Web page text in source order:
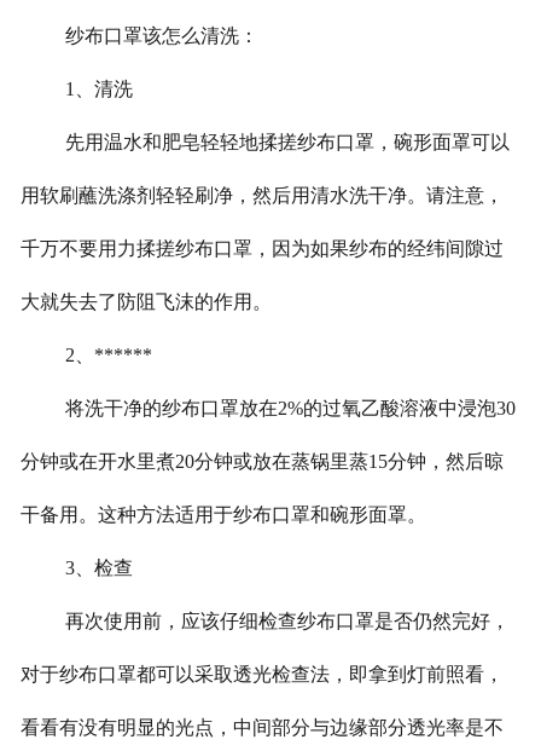
纱布口罩该怎么清洗：
1 、清洗
先用温水和肥皂轻轻地揉搓纱布口罩，碗形面罩可以
用软刷蘸洗涤剂轻轻刷净，然后用清水洗干净。请注意，
千万不要用力揉搓纱布口罩，因为如果纱布的经纬间隙过
大就失去了防阻飞沫的作用。
2 、******
将洗干净的纱布口罩放在2%的过氧乙酸溶液中浸泡30
分钟或在开水里煮20分钟或放在蒸锅里蒸15分钟，然后晾
干备用。这种方法适用于纱布口罩和碗形面罩。
3、检查
再次使用前，应该仔细检查纱布口罩是否仍然完好，
对于纱布口罩都可以采取透光检查法，即拿到灯前照看，
看看有没有明显的光点，中间部分与边缘部分透光率是不